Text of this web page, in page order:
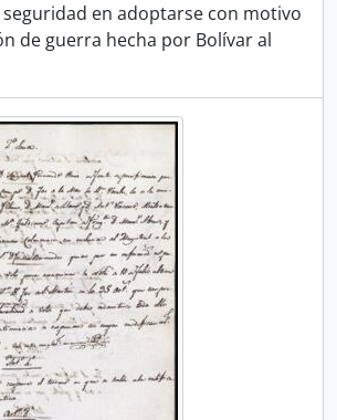
en adoptarse con motivo
de guerra hecha por Bolívar al